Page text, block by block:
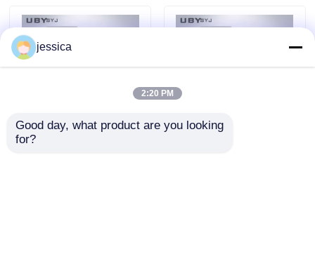
specchio e stabilità di
circa 210 kg
prove su gomma
Conforme a ISO289
1232
jessica
2:20 PM
Good day, what product are you looking
for?